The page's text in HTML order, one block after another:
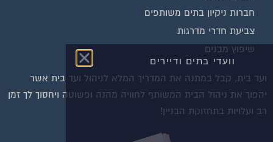
חברות ניקיון בתים משותפים
צביעת חדרי מדרגות
שיפוץ מבנים
ועד בית, קבל במתנה את המדריך המלא לניהול ועד בית אשר
יהפוך את ניהול הבית המשותף לחוויה מהנה ופשוטה ויחסוך לך זמן
רב ועלויות בתחזוקת הבניין!
וועדי בתים ודיירים
הצטרפו עכשיו לקבוצת
הפייסבוק הגדולה בישראל
הנותנת מענה לבעיות
הדיור בבית המשותף!!!